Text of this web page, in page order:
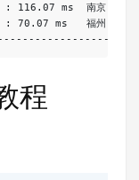
: 116.07 ms 南京
: 70.07 ms 福州
程